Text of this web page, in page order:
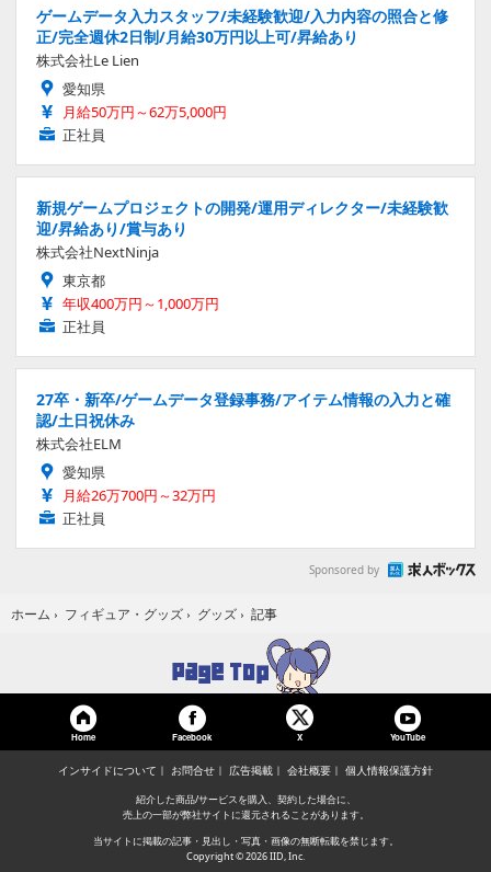
ゲームデータ入力スタッフ/未経験歓迎/入力内容の照合と修
正/完全週休2日制/月給30万円以上可/昇給あり
株式会社Le Lien
愛知県
月給50万円～62万5,000円
正社員
新規ゲームプロジェクトの開発/運用ディレクター/未経験歓
迎/昇給あり/賞与あり
株式会社NextNinja
東京都
年収400万円～1,000万円
正社員
27卒・新卒/ゲームデータ登録事務/アイテム情報の入力と確
認/土日祝休み
株式会社ELM
愛知県
月給26万700円～32万円
正社員
Sponsored by
ホーム › フィギュア・グッズ › グッズ › 記事
Home Facebook X YouTube
インサイドについて お問合せ 広告掲載 会社概要 個人情報保護方針
紹介した商品/サービスを購入、契約した場合に、
売上の一部が弊社サイトに還元されることがあります。
当サイトに掲載の記事・見出し・写真・画像の無断転載を禁じます。
Copyright © 2026 IID, Inc.